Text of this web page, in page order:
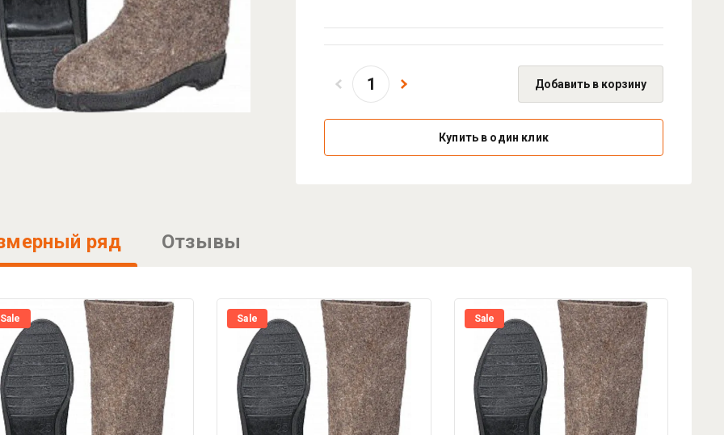
Добавить в корзину
Купить в один клик
ряд Отзывы
Sale Sale Sale